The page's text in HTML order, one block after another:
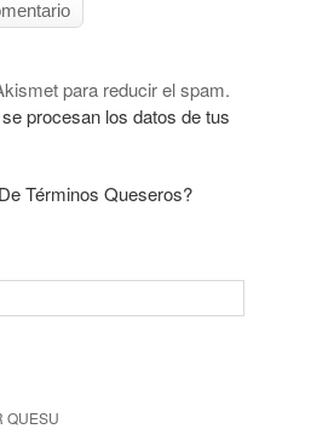
para reducir el spam.
procesan los datos de tus
Términos Queseros?
QUESU